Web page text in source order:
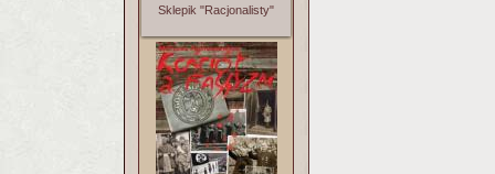
Sklepik "Racjonalisty"